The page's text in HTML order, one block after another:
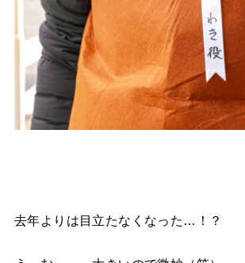
去年よりは目立たなくなった…！？